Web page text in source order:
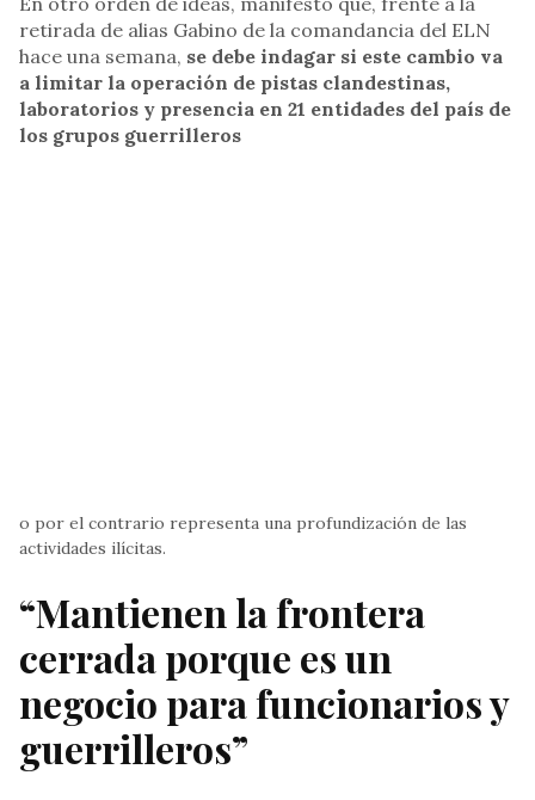
retirada de alias Gabino de la comandancia del ELN
hace una semana, se debe indagar si este cambio va
a limitar la operación de pistas clandestinas,
laboratorios y presencia en 21 entidades del país de
los grupos guerrilleros
o por el contrario representa una profundización de las
actividades ilícitas.
“Mantienen la frontera
cerrada porque es un
negocio para funcionarios y
guerrilleros”